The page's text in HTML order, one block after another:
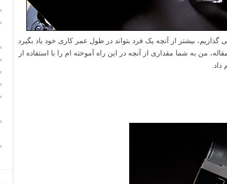
بیشتر از آنچه یک فرد بتواند در طول عمر کاری خود یاد بگیرد
من به شما مقداری از آنچه در این راه آموخته ام را با استفاده از